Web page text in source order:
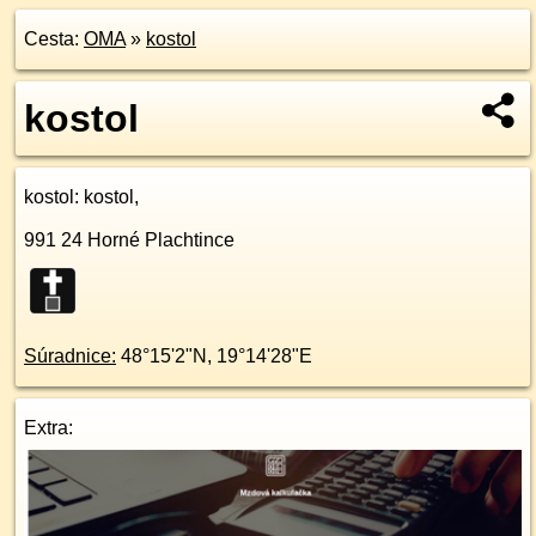
Cesta: OMA» kostol
kostol
kostol : kostol,
991 24 Horné Plachtince
Súradnice: 48°15'2"N , 19°14'28"E
Extra: